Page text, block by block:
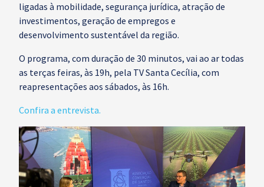
ligadas à mobilidade, segurança jurídica, atração de
investimentos, geração de empregos e
desenvolvimento sustentável da região.
O programa, com duração de 30 minutos, vai ao ar todas
as terças feiras, às 19h, pela TV Santa Cecília, com
reapresentações aos sábados, às 16h.
Confira a entrevista.